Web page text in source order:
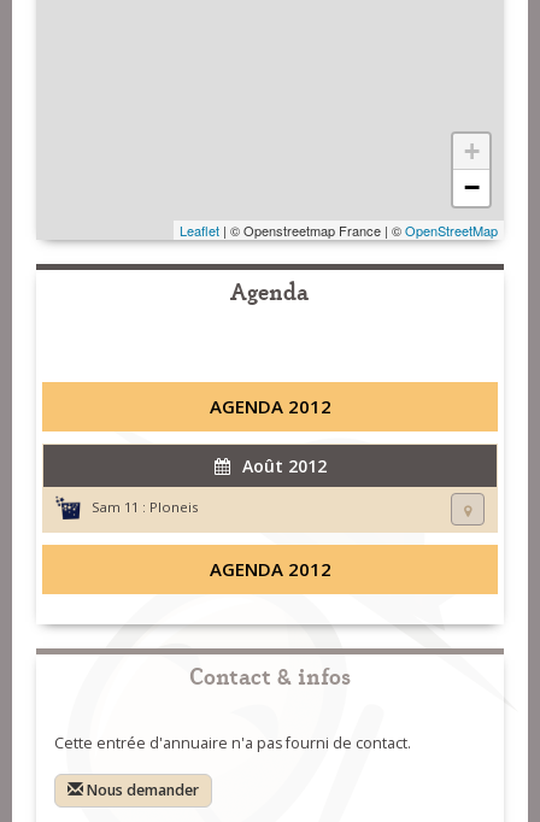
+
−
Leaflet | © Openstreetmap France | ©OpenStreetMap
Agenda
AGENDA 2012
Août 2012
Sam 11 : Ploneis
AGENDA 2012
Contact & infos
Cette entrée d'annuaire n'a pas fourni de contact.
Nous demander